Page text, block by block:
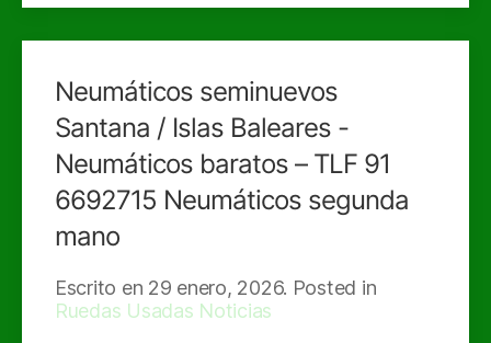
Neumáticos seminuevos
Santana / Islas Baleares -
Neumáticos baratos – TLF 91
6692715 Neumáticos segunda
mano
Escrito en 29 enero, 2026. Posted in
Ruedas Usadas Noticias